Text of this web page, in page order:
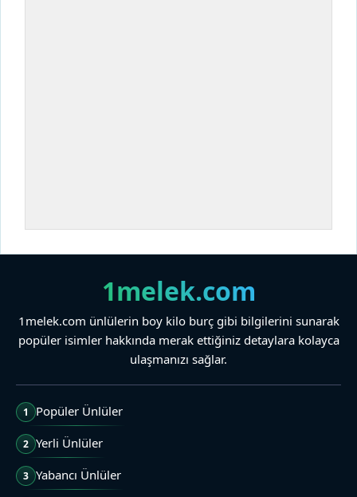
1melek.com
1melek.com ünlülerin boy kilo burç gibi bilgilerini sunarak
popüler isimler hakkında merak ettiğiniz detaylara kolayca
ulaşmanızı sağlar.
1 Popüler Ünlüler
2 Yerli Ünlüler
3 Yabancı Ünlüler